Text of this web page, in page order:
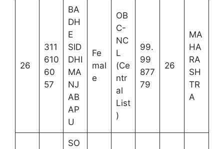
26
311
610
60
57
BA
DH
E
SID
DHI
MA
NJ
AB
AP
U
Fe
mal
e
OB
C-
NC
L
(Ce
ntr
al
List
)
99.
99
877
79
26
MA
HA
RA
SH
TR
A
SO